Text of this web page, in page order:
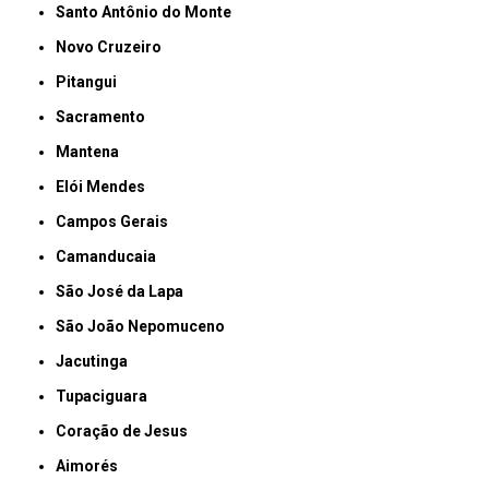
Santo Antônio do Monte
Novo Cruzeiro
Pitangui
Sacramento
Mantena
Elói Mendes
Campos Gerais
Camanducaia
São José da Lapa
São João Nepomuceno
Jacutinga
Tupaciguara
Coração de Jesus
Aimorés